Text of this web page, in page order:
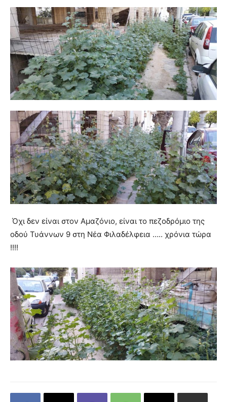
Όχι δεν είναι στον Αμαζόνιο, είναι το πεζοδρόμιο της
οδού Τυάννων 9 στη Νέα Φιλαδέλφεια ….. χρόνια τώρα
!!!!